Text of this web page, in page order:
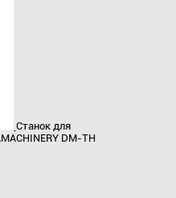
Станок для
DM-TH